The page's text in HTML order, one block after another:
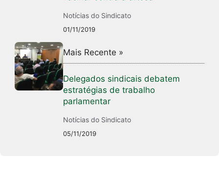
Notícias do Sindicato
01/11/2019
Mais Recente »
Delegados sindicais debatem
estratégias de trabalho
parlamentar
Notícias do Sindicato
05/11/2019